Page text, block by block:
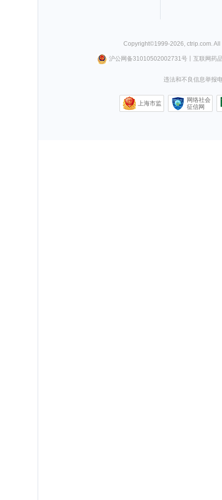
Copyright©1999-2026 ctrip.com .
沪公网备31010502002731号丨 互联网药
违法和不良信息举报
上海市监
网络社会
征信网